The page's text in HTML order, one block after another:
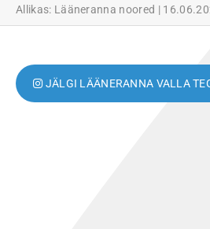
Allikas: Lääneranna noored
JÄLGI LÄÄNERANNA VALLA